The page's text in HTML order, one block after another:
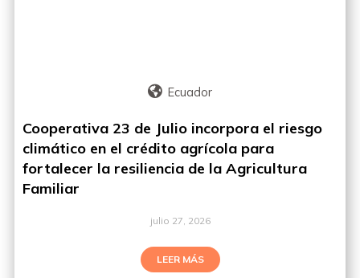
Ecuador
Cooperativa 23 de Julio incorpora el riesgo
climático en el crédito agrícola para
fortalecer la resiliencia de la Agricultura
Familiar
julio 27, 2026
LEER MÁS